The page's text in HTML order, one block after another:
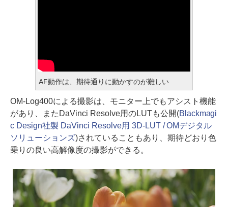
AF動作は、期待通りに動かすのが難しい
OM-Log400による撮影は、モニター上でもアシスト機能
があり、またDaVinci Resolve用のLUTも公開(Blackmagi
c Design社製 DaVinci Resolve用 3D-LUT / OMデジタル
ソリューションズ)されていることもあり、期待どおり色
乗りの良い高解像度の撮影ができる。